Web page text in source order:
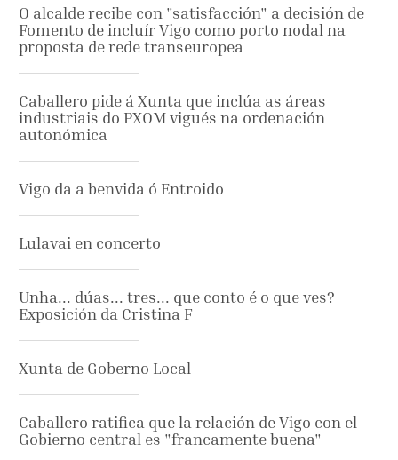
O alcalde recibe con "satisfacción" a decisión de
Fomento de incluír Vigo como porto nodal na
proposta de rede transeuropea
Caballero pide á Xunta que inclúa as áreas
industriais do PXOM vigués na ordenación
autonómica
Vigo da a benvida ó Entroido
Lulavai en concerto
Unha... dúas... tres... que conto é o que ves?
Exposición da Cristina F
Xunta de Goberno Local
Caballero ratifica que la relación de Vigo con el
Gobierno central es "francamente buena"